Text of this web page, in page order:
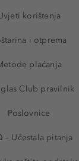
korištenja
i otprema
plaćanja
Club pravilnik
Poslovnice
– Učestala pitanja